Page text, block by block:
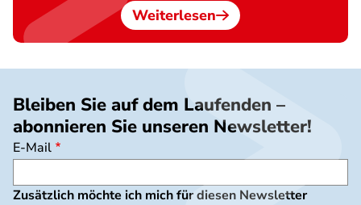
Weiterlesen
Bleiben Sie auf dem Laufenden –
abonnieren Sie unseren Newsletter!
E-Mail
Zusätzlich möchte ich mich für diesen Newsletter